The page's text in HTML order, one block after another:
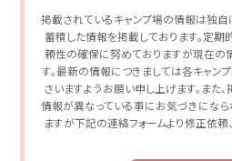
掲載されているキャンプ場の情報は独自
蓄積した情報を掲載しております。定
頼性の確保に努めておりますが現在の
す。最新の情報につきましては各キャン
さいますようお願い申し上げます。また
情報が異なっている事にお気づきにな
ますが下記の連絡フォームより修正依頼